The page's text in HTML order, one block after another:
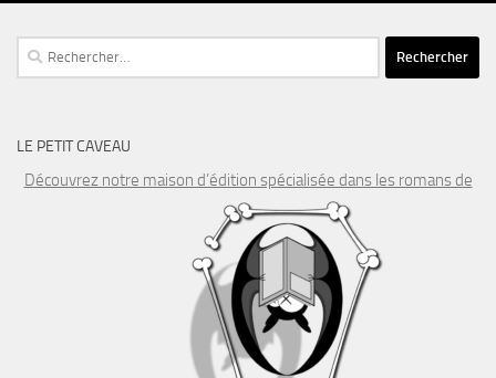
Rechercher :
LE PETIT CAVEAU
Découvrez notre maison d’édition spécialisée dans les romans de